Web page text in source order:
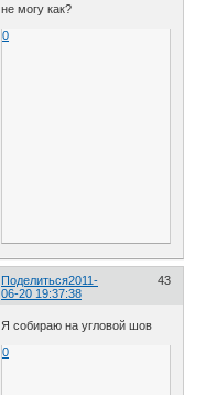
не могу как?
0
Поделиться 43
2011-
06-20 19:37:38
Я собираю на угловой шов
0